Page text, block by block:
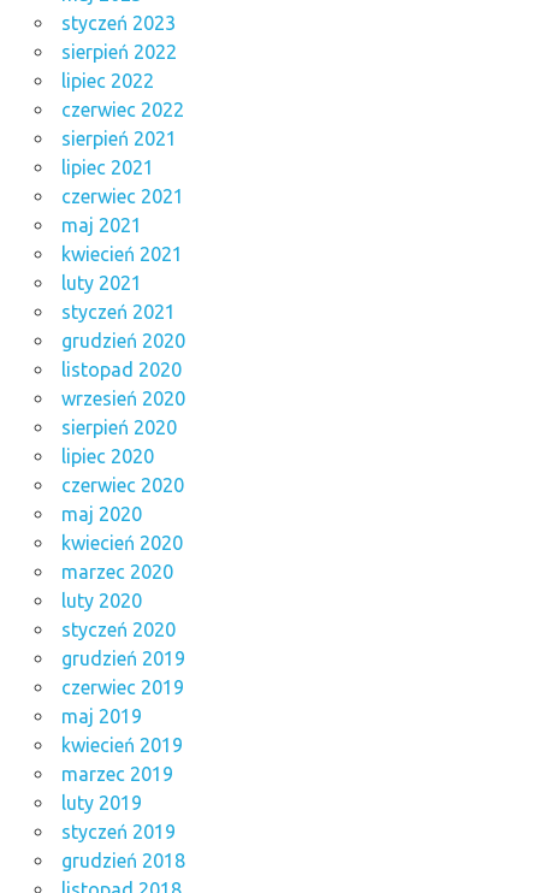
styczeń 2023
sierpień 2022
lipiec 2022
czerwiec 2022
sierpień 2021
lipiec 2021
czerwiec 2021
maj 2021
kwiecień 2021
luty 2021
styczeń 2021
grudzień 2020
listopad 2020
wrzesień 2020
sierpień 2020
lipiec 2020
czerwiec 2020
maj 2020
kwiecień 2020
marzec 2020
luty 2020
styczeń 2020
grudzień 2019
czerwiec 2019
maj 2019
kwiecień 2019
marzec 2019
luty 2019
styczeń 2019
grudzień 2018